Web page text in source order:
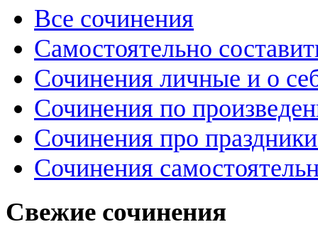
Все сочинения
Самостоятельно
Сочинения личные и о
Сочинения по
Сочинения про
Сочинения
Свежие сочинения